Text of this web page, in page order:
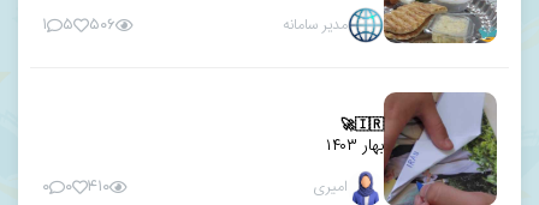
مدیر سامانه ۵۰۶ ۵ ۱
🇮🇷🚀
بهار ۱۴۰۳
امیری ۴۱۰ ۰ ۰